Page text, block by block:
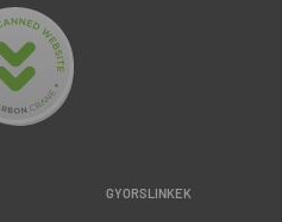
GYORSLINKEK